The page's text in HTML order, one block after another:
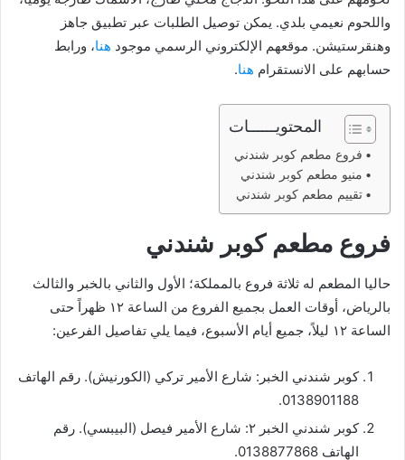
واللحوم نعيمي بلدي. يمكن توصيل الطلبات عبر تطبيق جاهز
وهنقرستيشن. موقعهم الإلكتروني الرسمي موجود هنا، ورابط
حسابهم على الانستقرام هنا.
المحتويــــــات
فروع مطعم كوبر شندني
منيو مطعم كوبر شندني
تقييم مطعم كوبر شندني
فروع مطعم كوبر شندني
حاليا المطعم له ثلاثة فروع بالمملكة؛ الأول والثاني بالخبر والثالث
بالرياض، أوقات العمل بجميع الفروع من الساعة ١٢ ظهراً حتى
الساعة ١٢ ليلاً، جميع أيام الأسبوع، فيما يلي تفاصيل الفرعين:
كوبر شندني الخبر: شارع الأمير تركي (الكورنيش). رقم الهاتف
0138901188.
كوبر شندني الخبر ٢: شارع الأمير فيصل (البيبسي). رقم
الهاتف 0138877868.